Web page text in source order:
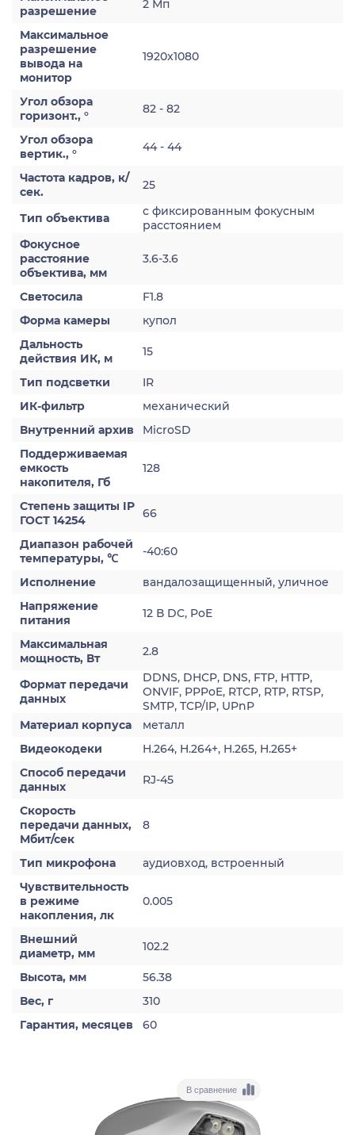
разрешение
2 Мп
Максимальное
разрешение
вывода на
монитор
1920x1080
Угол обзора
горизонт., °
82 - 82
Угол обзора
вертик., °
44 - 44
Частота кадров, к/
сек.
25
Тип объектива
с фиксированным фокусным
расстоянием
Фокусное
расстояние
объектива, мм
3.6-3.6
Светосила
F1.8
Форма камеры
купол
Дальность
действия ИК, м
15
Тип подсветки
IR
ИК-фильтр
механический
Внутренний архив
MicroSD
Поддерживаемая
емкость
накопителя, Гб
128
Степень защиты IP
ГОСТ 14254
66
Диапазон рабочей
температуры, ℃
-40:60
Исполнение
вандалозащищенный, уличное
Напряжение
питания
12 В DC, PoE
Максимальная
мощность, Вт
2.8
Формат передачи
данных
DDNS, DHCP, DNS, FTP, HTTP,
ONVIF, PPPoE, RTCP, RTP, RTSP,
SMTP, TCP/IP, UPnP
Материал корпуса
металл
Видеокодеки
H.264, H.264+, H.265, H.265+
Способ передачи
данных
RJ-45
Скорость
передачи данных,
Мбит/сек
8
Тип микрофона
аудиовход, встроенный
Чувствительность
в режиме
накопления, лк
0.005
Внешний
диаметр, мм
102.2
Высота, мм
56.38
Вес, г
310
Гарантия, месяцев
60
В сравнение